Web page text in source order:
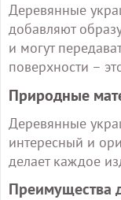
Деревянные
добавляют
и могут
поверхности –
Природные
Деревянные
интересный и
делает каждое
Преимущества